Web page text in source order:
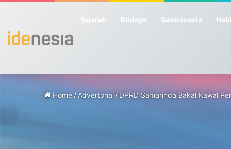
Sejarah Budaya Sastranesia
Home / Advertorial /DPRD Samarinda Bakal Kawal